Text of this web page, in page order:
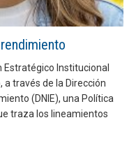
Institucional
través de la Dirección
(DNIE), una Política
traza los lineamientos